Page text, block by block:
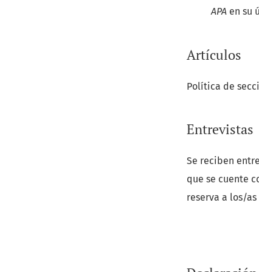
APA en su
Artículos
Política de
Entrevistas
Se reciben
que se cuente
reserva a los/